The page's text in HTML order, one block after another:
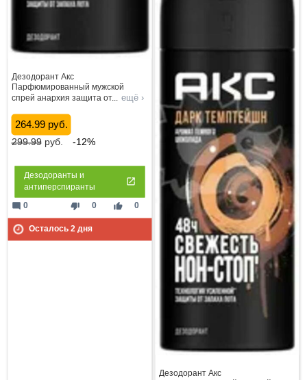
Дезодорант Акс
Парфюмированный мужской
спрей анархия защита от... ещё ›
264.99 руб.
299.99руб. -12%
Дезодоранты и
антиперспиранты
thumb_down 0 thumb_up 0
mode_comment 0
Осталось 2дня
Дезодорант Акс